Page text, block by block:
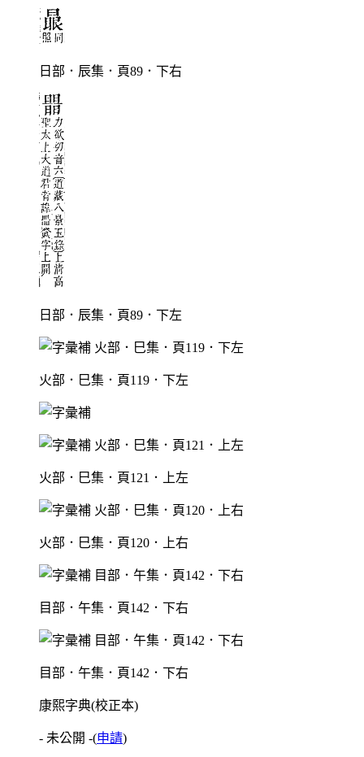
日部．辰集．頁89．下右
日部．辰集．頁89．下左
火部．巳集．頁119．下左
火部．巳集．頁121．上左
火部．巳集．頁120．上右
目部．午集．頁142．下右
目部．午集．頁142．下右
康熙字典(校正本)
- 未公開 -(申請)